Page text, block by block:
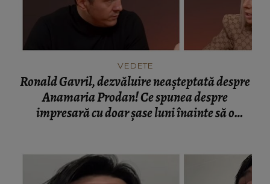
VEDETE
Ronald Gavril, dezvăluire neașteptată despre
Anamaria Prodan! Ce spunea despre
impresară cu doar șase luni înainte să o